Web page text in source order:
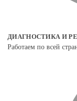
ДИАГНОСТИКА И
Работаем по всей